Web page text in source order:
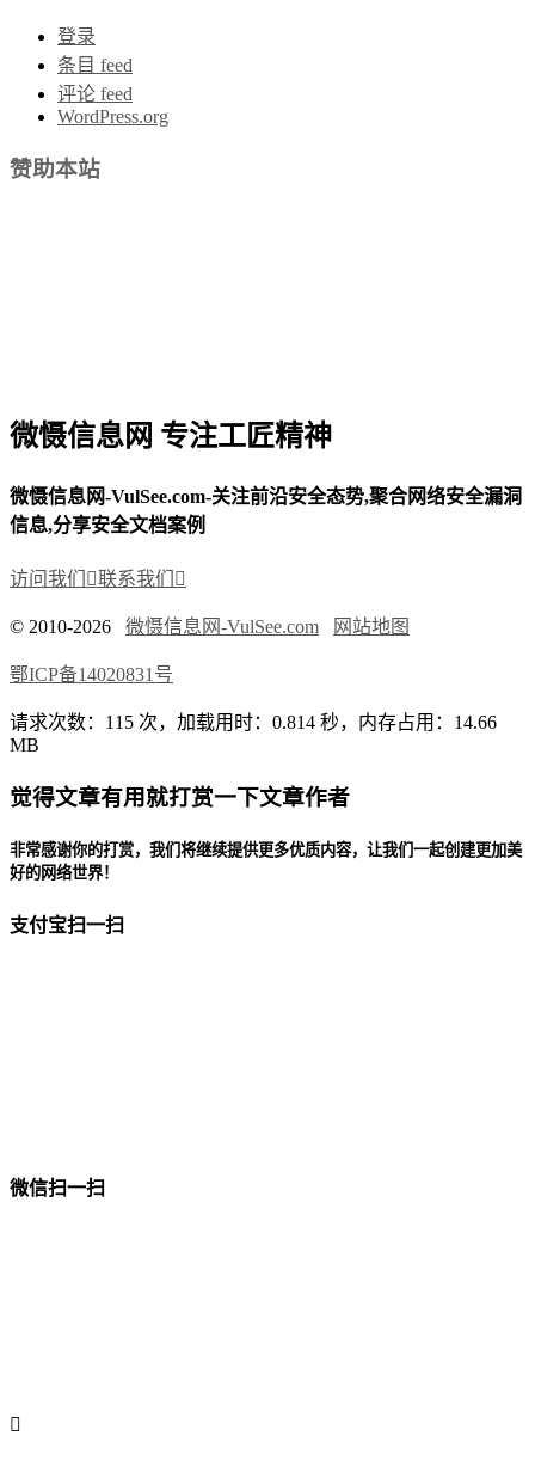
登录
条目 feed
评论 feed
WordPress.org
赞助本站
微慑信息网 专注工匠精神
微慑信息网-VulSee.com-关注前沿安全态势,聚合网络安全漏洞
信息,分享安全文档案例
访问我们 联系我们 
© 2010-2026 微慑信息网-VulSee.com 网站地图
鄂ICP备14020831号
请求次数：115 次，加载用时：0.814 秒，内存占用：14.66
MB
觉得文章有用就打赏一下文章作者
非常感谢你的打赏，我们将继续提供更多优质内容，让我们一起创建更加美
好的网络世界！
支付宝扫一扫
微信扫一扫
